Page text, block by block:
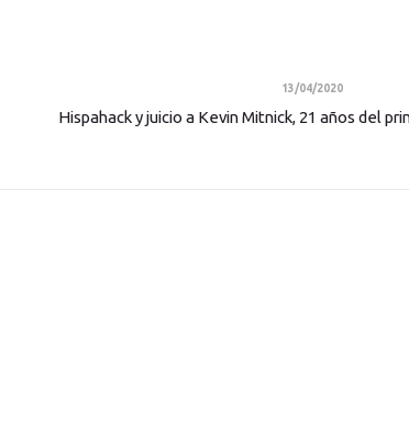
13/04/2020
Hispahack y juicio a Kevin Mitnick, 21 años del